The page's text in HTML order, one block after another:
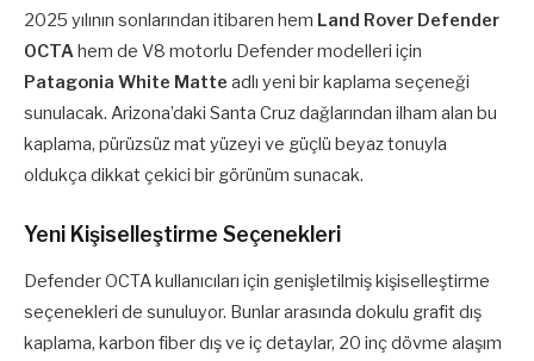
2025 yılının sonlarından itibaren hem Land Rover Defender
OCTAhem de V8 motorlu Defender modelleri için
Patagonia White Matte adlı yeni bir kaplama seçeneği
sunulacak. Arizona’daki Santa Cruz dağlarından ilham alan bu
kaplama, pürüzsüz mat yüzeyi ve güçlü beyaz tonuyla
oldukça dikkat çekici bir görünüm sunacak.
Yeni Kişiselleştirme Seçenekleri
Defender OCTA kullanıcıları için genişletilmiş kişiselleştirme
seçenekleri de sunuluyor. Bunlar arasında dokulu grafit dış
kaplama, karbon fiber dış ve iç detaylar, 20 inç dövme alaşım